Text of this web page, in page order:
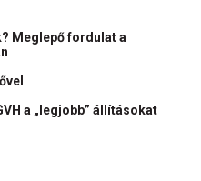
Meglepő fordulat a
a „legjobb” állításokat